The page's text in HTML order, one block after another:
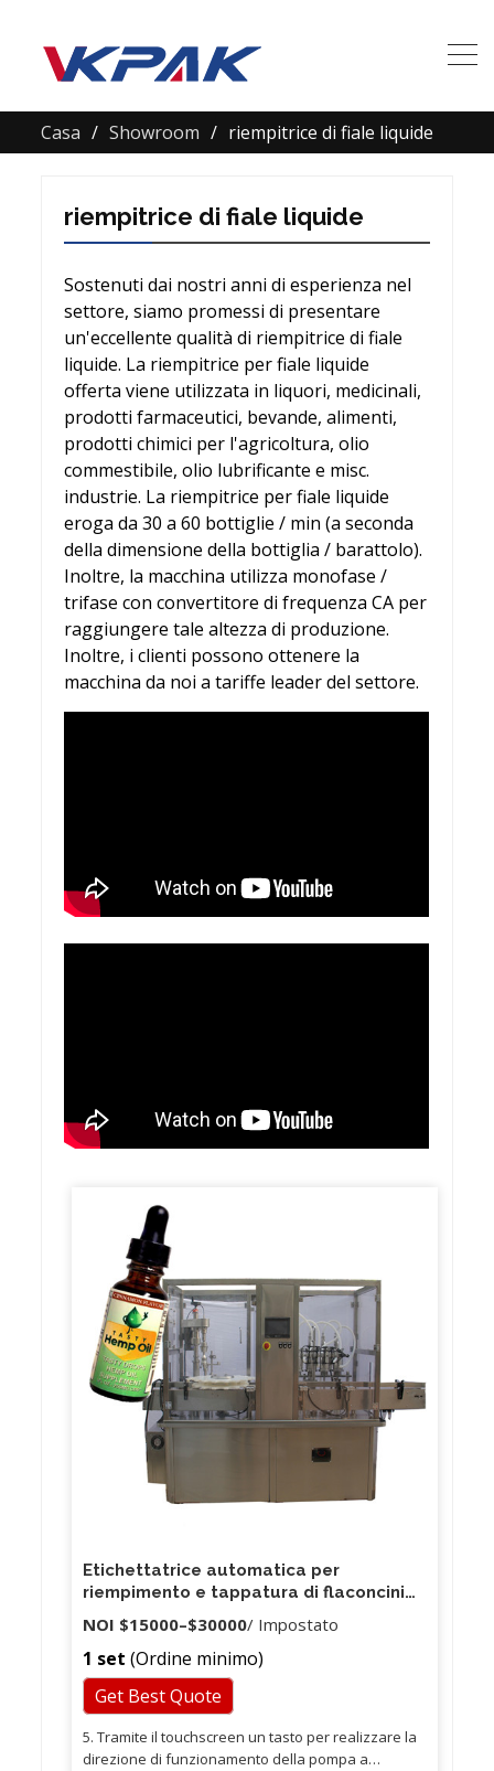
Casa Showroom riempitrice di fiale liquide
riempitrice di fiale liquide
Sostenuti dai nostri anni di esperienza nel
settore, siamo promessi di presentare
un'eccellente qualità di riempitrice di fiale
liquide. La riempitrice per fiale liquide
offerta viene utilizzata in liquori, medicinali,
prodotti farmaceutici, bevande, alimenti,
prodotti chimici per l'agricoltura, olio
commestibile, olio lubrificante e misc.
industrie. La riempitrice per fiale liquide
eroga da 30 a 60 bottiglie / min (a seconda
della dimensione della bottiglia / barattolo).
Inoltre, la macchina utilizza monofase /
trifase con convertitore di frequenza CA per
raggiungere tale altezza di produzione.
Inoltre, i clienti possono ottenere la
macchina da noi a tariffe leader del settore.
Etichettatrice automatica per
riempimento e tappatura di flaconcini
per flaconcini di piccole dimensioni
NOI $15000–$30000/ Impostato
1 set (Ordine minimo)
Get Best Quote
5. Tramite il touchscreen un tasto per realizzare la
direzione di funzionamento della pompa a